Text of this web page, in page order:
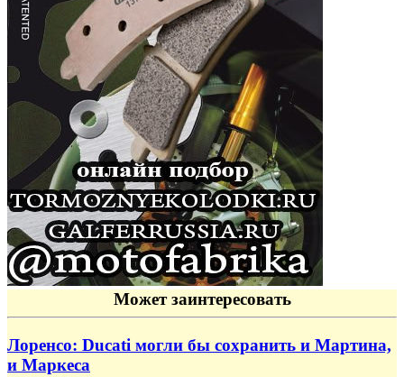
Может заинтересовать
Лоренсо: Ducati могли бы сохранить и Мартина,
и Маркеса